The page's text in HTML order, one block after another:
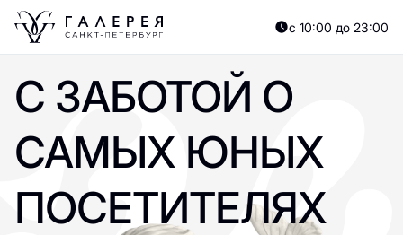
с 10:00 до 23:00
С ЗАБОТОЙ О
САМЫХ ЮНЫХ
ПОСЕТИТЕЛЯХ